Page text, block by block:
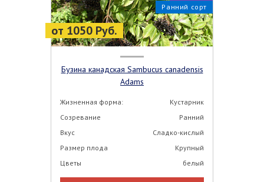
от 1050 Руб.
Ранний сорт
Бузина канадская Sambucus canadensis
Adams
Жизненная форма:
Кустарник
Созревание
Ранний
Вкус
Сладко-кислый
Размер плода
Крупный
Цветы
белый